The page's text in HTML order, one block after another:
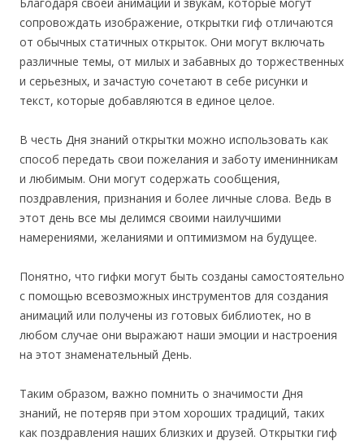
сопровождать изображение, открытки гиф отличаются
от обычных статичных открыток. Они могут включать
различные темы, от милых и забавных до торжественных
и серьезных, и зачастую сочетают в себе рисунки и
текст, которые добавляются в единое целое.
В честь Дня знаний открытки можно использовать как
способ передать свои пожелания и заботу именинникам
и любимым. Они могут содержать сообщения,
поздравления, признания и более личные слова. Ведь в
этот день все мы делимся своими наилучшими
намерениями, желаниями и оптимизмом на будущее.
Понятно, что гифки могут быть созданы самостоятельно
с помощью всевозможных инструментов для создания
анимаций или получены из готовых библиотек, но в
любом случае они выражают наши эмоции и настроения
на этот знаменательный День.
Таким образом, важно помнить о значимости Дня
знаний, не потеряв при этом хороших традиций, таких
как поздравления наших близких и друзей. Открытки гиф